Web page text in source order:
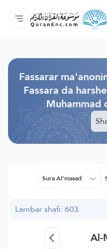
Gida
Jerin ginshikan
Audio
Ayyukan masu
Dangane da
Ka tuntube mu
Harshe
Fassarar
Fassara da
Muhammad
Sura Al'masad
Lambar shafi: 603
Al-